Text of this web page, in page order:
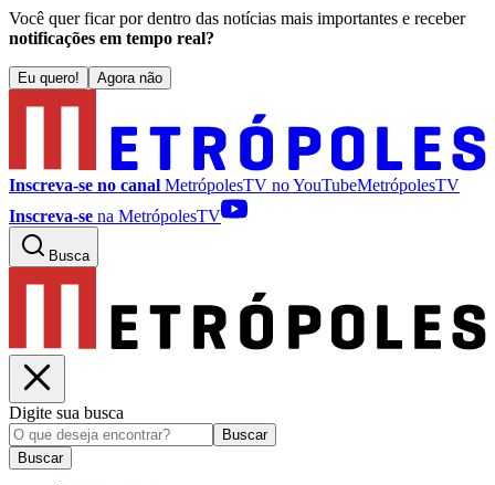
Você quer ficar por dentro das notícias mais importantes e receber
notificações em tempo real?
Eu quero! Agora não
Inscreva-se no canal MetrópolesTV noYouTubeMetrópolesTV
Inscreva-se na MetrópolesTV
Busca
Digite sua busca
Buscar
Buscar